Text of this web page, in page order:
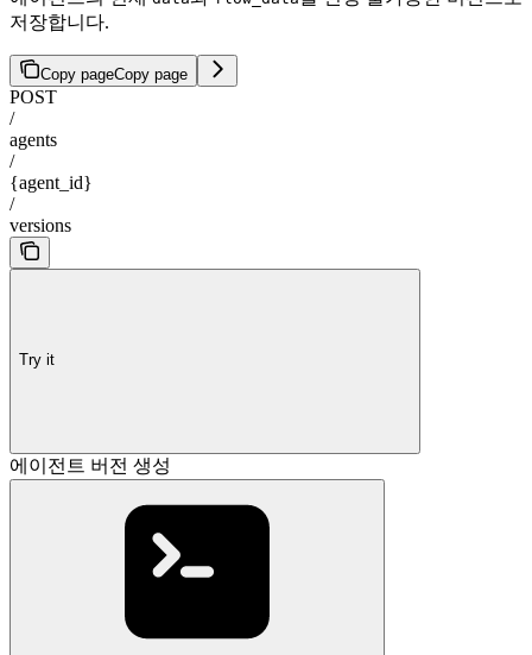
저장합니다.
Copy pageCopy page
POST
/
agents
/
{agent_id}
/
versions
Try it
에이전트 버전 생성